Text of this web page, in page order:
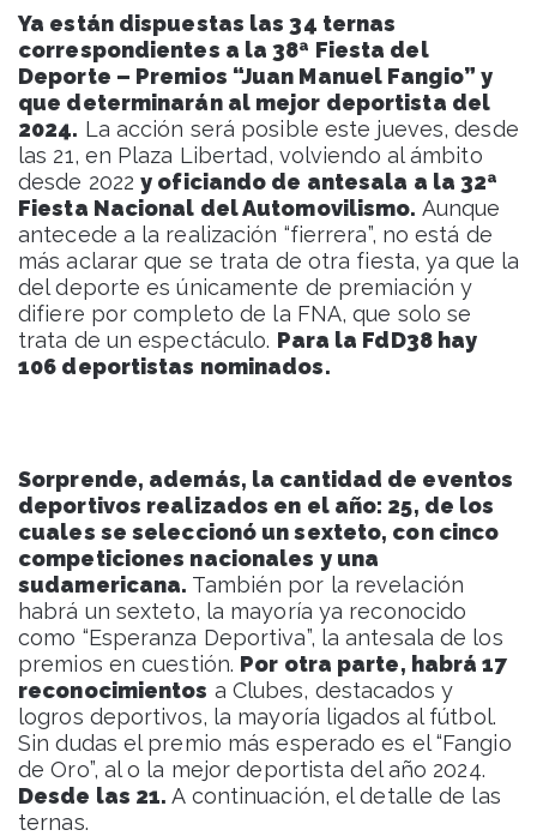
Ya están dispuestas las 34 ternas
correspondientes a la 38ª Fiesta del
Deporte – Premios “Juan Manuel Fangio” y
que determinarán al mejor deportista del
2024. La acción será posible este jueves, desde
las 21, en Plaza Libertad, volviendo al ámbito
desde 2022y oficiando de antesala a la 32ª
Fiesta Nacional del Automovilismo. Aunque
antecede a la realización “fierrera”, no está de
más aclarar que se trata de otra fiesta, ya que la
del deporte es únicamente de premiación y
difiere por completo de la FNA, que solo se
trata de un espectáculo. Para la FdD38 hay
106 deportistas nominados.
Sorprende, además, la cantidad de eventos
deportivos realizados en el año: 25, de los
cuales se seleccionó un sexteto, con cinco
competiciones nacionales y una
sudamericana. También por la revelación
habrá un sexteto, la mayoría ya reconocido
como “Esperanza Deportiva”, la antesala de los
premios en cuestión. Por otra parte, habrá 17
reconocimientos a Clubes, destacados y
logros deportivos, la mayoría ligados al fútbol.
Sin dudas el premio más esperado es el “Fangio
de Oro”, al o la mejor deportista del año 2024.
Desde las 21. A continuación, el detalle de las
ternas.